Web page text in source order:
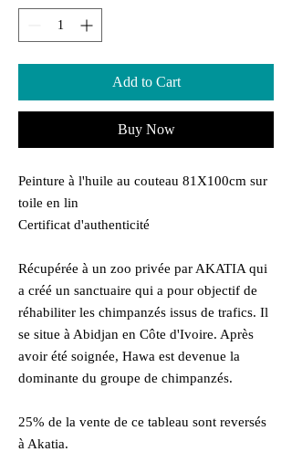
Add to Cart
Buy Now
Peinture à l'huile au couteau 81X100cm sur
toile en lin
Certificat d'authenticité
Récupérée à un zoo privée par AKATIA qui
a créé un sanctuaire qui a pour objectif de
réhabiliter les chimpanzés issus de trafics. Il
se situe à Abidjan en Côte d'Ivoire. Après
avoir été soignée, Hawa est devenue la
dominante du groupe de chimpanzés.
25% de la vente de ce tableau sont reversés
à Akatia.